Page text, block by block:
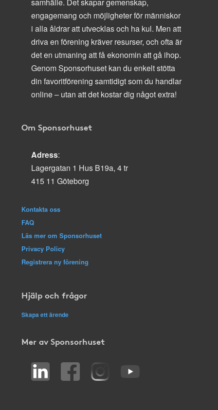
engagemang och möjligheter för människor
i alla åldrar att utvecklas och ha kul. Men att
driva en förening kräver resurser, och ofta är
det en utmaning att få ekonomin att gå ihop.
Genom Sponsorhuset kan du enkelt stötta
din favoritförening samtidigt som du handlar
online – utan att det kostar dig något extra!
Om Sponsorhuset
Adress:
Lagergatan 1 Hus B19a, 4 tr
415 11 Göteborg
Kontakta oss
FAQ
Läs mer om Sponsorhuset
Privacy Policy
Registrera ny förening
Hjälp och frågor
Skapa ett ärende
Mer av Sponsorhuset